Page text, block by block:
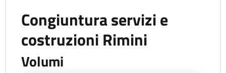
Congiuntura servizi e
costruzioni Rimini
Volumi